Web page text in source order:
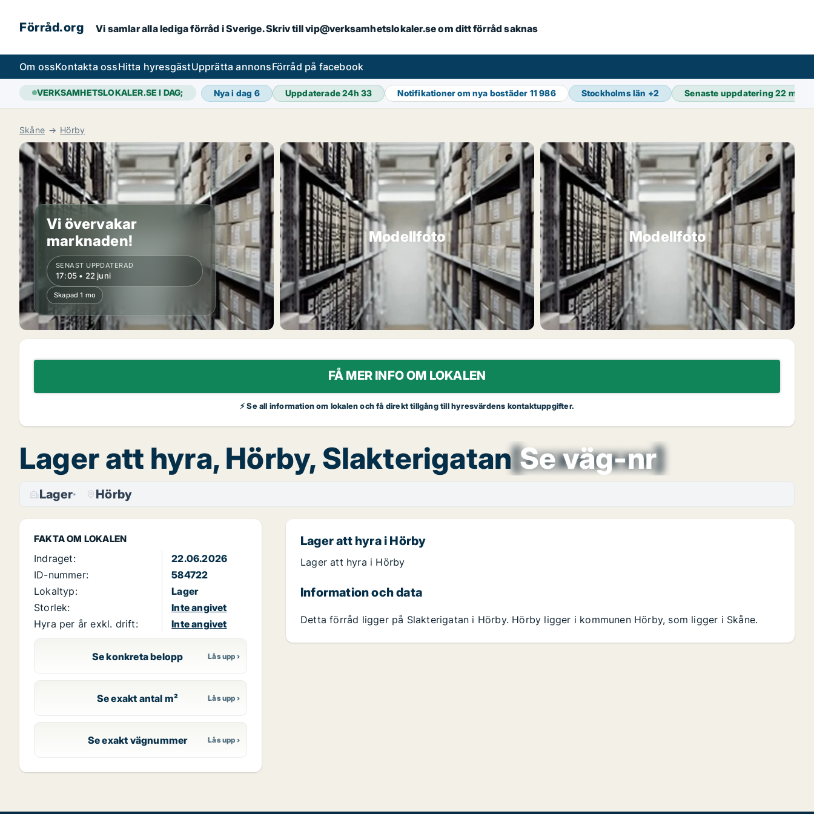
Förråd.org Vi samlar alla lediga förråd i Sverige. Skriv till vip@verksamhetslokaler.se om ditt förråd saknas
Om ossKontakta ossHitta hyresgästUpprätta annonsFörråd på facebook
VERKSAMHETSLOKALER.SE I DAG; Nya i dag 6 Uppdaterade 24h33 Notifikationer om nya bostäder 11 986 Stockholms län +2 Senaste uppdatering22 min
Skåne Hörby
Vi övervakar
marknaden!
SENAST UPPDATERAD
17:05 • 22 juni
Skapad 1 mo
Modellfoto Modellfoto
FÅ MER INFO OM LOKALEN
⚡ Se all information om lokalen och få direkt tillgång till hyresvärdens kontaktuppgifter.
Lager att hyra, Hörby, Slakterigatan Se väg-nr
[xxxxxxxx]
Lager Hörby
FAKTA OM LOKALEN
Indraget:
22.06.2026
ID-nummer:
584722
Lokaltyp:
Lager
Storlek:
Inte angivet
Hyra per år exkl. drift:
Inte angivet
Se konkreta belopp
Se exakt antal m²
Se exakt vägnummer
Lager att hyra i Hörby
Lager att hyra i Hörby
Information och data
Detta förråd ligger på Slakterigatan i Hörby. Hörby ligger i kommunen Hörby, som ligger i Skåne.